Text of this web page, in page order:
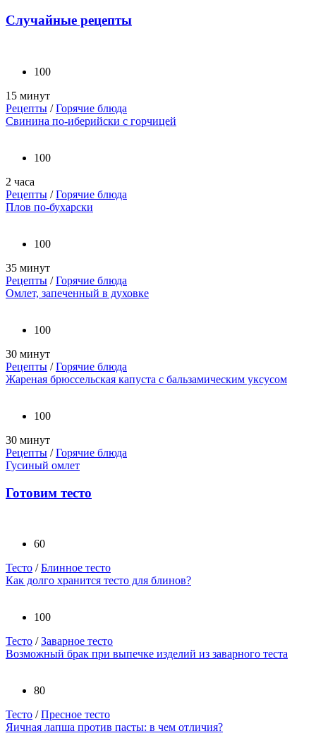
Случайные рецепты
100
15 минут
Рецепты /Горячие блюда
Свинина по-иберийски с горчицей
100
2 часа
Рецепты /Горячие блюда
Плов по-бухарски
100
35 минут
Рецепты /Горячие блюда
Омлет, запеченный в духовке
100
30 минут
Рецепты /Горячие блюда
Жареная брюссельская капуста с бальзамическим уксусом
100
30 минут
Рецепты /Горячие блюда
Гусиный омлет
Готовим тесто
60
Тесто /Блинное тесто
Как долго хранится тесто для блинов?
100
Тесто /Заварное тесто
Возможный брак при выпечке изделий из заварного теста
80
Тесто /Пресное тесто
Яичная лапша против пасты: в чем отличия?